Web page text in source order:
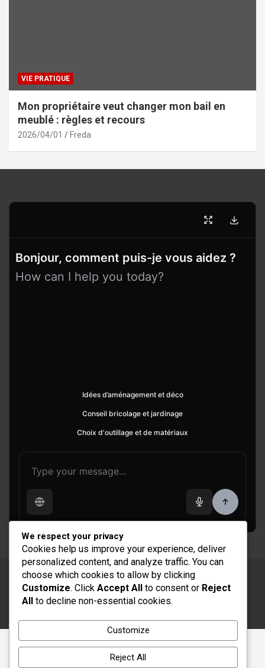
VIE PRATIQUE
Mon propriétaire veut changer mon bail en
meublé : règles et recours
2026/04/01 Freda
Bonjour, comment puis-je vous aidez ?
How can I help you today?
Idées d’aménagement et déco
Conseil bricolage et jardinage
Choix d'outillage et de matériaux
Copyright © 2026Rénovation et Décoration
Thème par :Theme Horse
We respect your privacy
Cookies help us improve your experience, deliver
personalized content, and analyze traffic. You can
choose which cookies to allow by clicking
Customize. Click Accept All to consent or Reject
All to decline non-essential cookies.
Customize
Reject All